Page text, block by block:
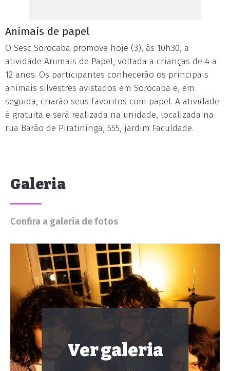
Animais de papel
O Sesc Sorocaba promove hoje (3), às 10h30, a
atividade Animais de Papel, voltada a crianças de 4 a
12 anos. Os participantes conhecerão os principais
animais silvestres avistados em Sorocaba e, em
seguida, criarão seus favoritos com papel. A atividade
é gratuita e será realizada na unidade, localizada na
rua Barão de Piratininga, 555, jardim Faculdade.
Galeria
Confira a galeria de fotos
Ver galeria